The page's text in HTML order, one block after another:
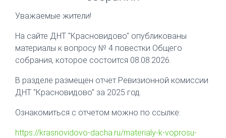
Уважаемые жители!
На сайте ДНТ "Красновидово" опубликованы
материалы к вопросу № 4 повестки Общего
собрания, которое состоится 08.08.2026.
В разделе размещен отчет Ревизионной комиссии
ДНТ "Красновидово" за 2025 год.
Ознакомиться с отчетом можно по ссылке:
https://krasnovidovo-dacha.ru/materialy-k-voprosu-